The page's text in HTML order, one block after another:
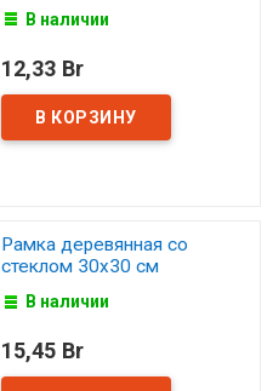
В наличии
12,33 Br
Рамка деревянная со
стеклом 30х30 см
В наличии
15,45 Br